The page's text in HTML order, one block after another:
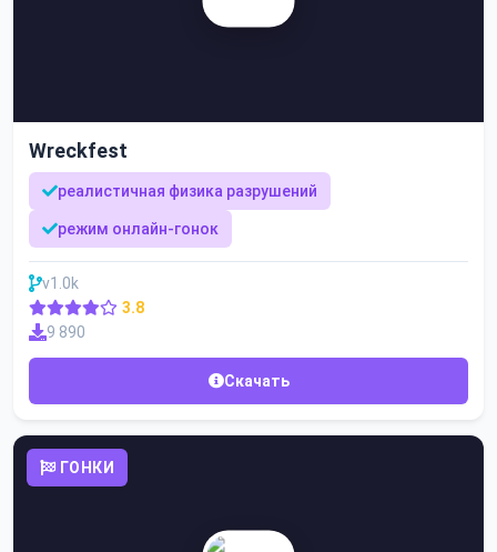
Wreckfest
реалистичная физика разрушений
режим онлайн-гонок
v1.0k
3.8
9 890
Скачать
ГОНКИ